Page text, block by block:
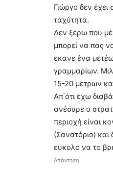
Γιώργο δεν
ταχύτητα.
Δεν ξέρω που
μπορεί να πας
έκανε ένα
γραμμαρίων.
15-20 μέτρων
Απ΄ότι έχω
ανέσυρε ο
περιοχή είναι
(Σανατόριο) και
εύκολο να το
Απάντηση